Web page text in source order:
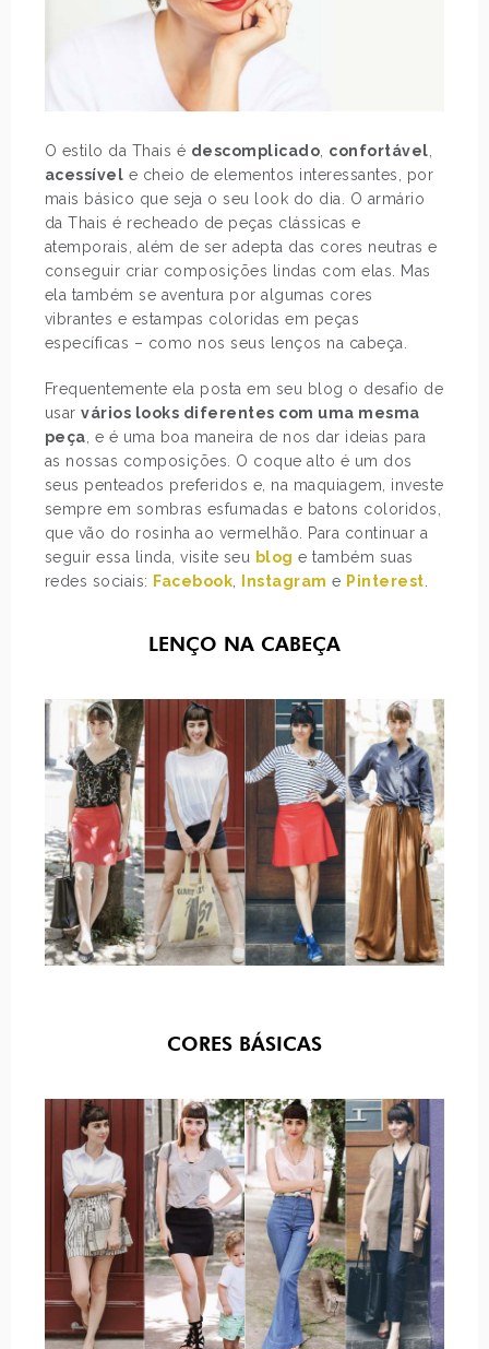
O estilo da Thais é descomplicado confortável
acessível e cheio de elementos interessantes, por
mais básico que seja o seu look do dia. O armário
da Thais é recheado de peças clássicas e
atemporais, além de ser adepta das cores neutras e
conseguir criar composições lindas com elas. Mas
ela também se aventura por algumas cores
vibrantes e estampas coloridas em peças
específicas – como nos seus lenços na cabeça.
Frequentemente ela posta em seu blog o desafio de
usarvários looks diferentes com uma mesma
peça , e é uma boa maneira de nos dar ideias para
as nossas composições. O coque alto é um dos
seus penteados preferidos e, na maquiagem, investe
sempre em sombras esfumadas e batons coloridos,
que vão do rosinha ao vermelhão. Para continuar a
seguir essa linda, visite seu blog e também suas
redes sociais: Facebook Instagram e Pinterest
LENÇO NA CABEÇA
CORES BÁSICAS